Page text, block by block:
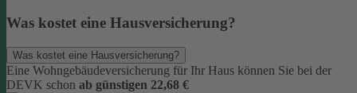
Was kostet eine Hausversicherung?
Was kostet eine Hausversicherung?
Eine Wohngebäudeversicherung für Ihr Haus können Sie bei der
DEVK schon ab günstigen 22,68 €